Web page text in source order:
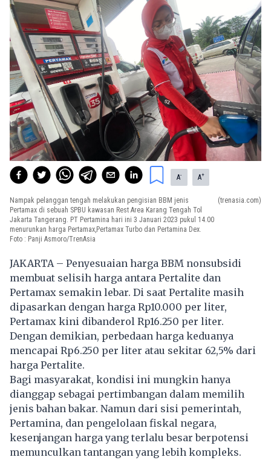
A- A+
Nampak pelanggan tengah melakukan pengisian BBM jenis
Pertamax di sebuah SPBU kawasan Rest Area Karang Tengah Tol
Jakarta Tangerang. PT Pertamina hari ini 3 Januari 2023 pukul 14.00
menurunkan harga Pertamax,Pertamax Turbo dan Pertamina Dex.
Foto : Panji Asmoro/TrenAsia
(trenasia.com)
JAKARTA – Penyesuaian harga BBM nonsubsidi
membuat selisih harga antara Pertalite dan
Pertamax semakin lebar. Di saat Pertalite masih
dipasarkan dengan harga Rp10.000 per liter,
Pertamax kini dibanderol Rp16.250 per liter.
Dengan demikian, perbedaan harga keduanya
mencapai Rp6.250 per liter atau sekitar 62,5% dari
harga Pertalite.
Bagi masyarakat, kondisi ini mungkin hanya
dianggap sebagai pertimbangan dalam memilih
jenis bahan bakar. Namun dari sisi pemerintah,
Pertamina, dan pengelolaan fiskal negara,
kesenjangan harga yang terlalu besar berpotensi
memunculkan tantangan yang lebih kompleks.